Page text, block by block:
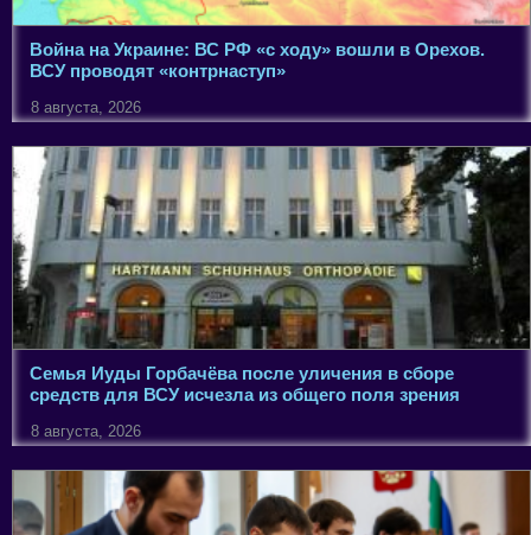
Война на Украине: ВС РФ «с ходу» вошли в Орехов.
ВСУ проводят «контрнаступ»
8 августа, 2026
Семья Иуды Горбачёва после уличения в сборе
средств для ВСУ исчезла из общего поля зрения
8 августа, 2026